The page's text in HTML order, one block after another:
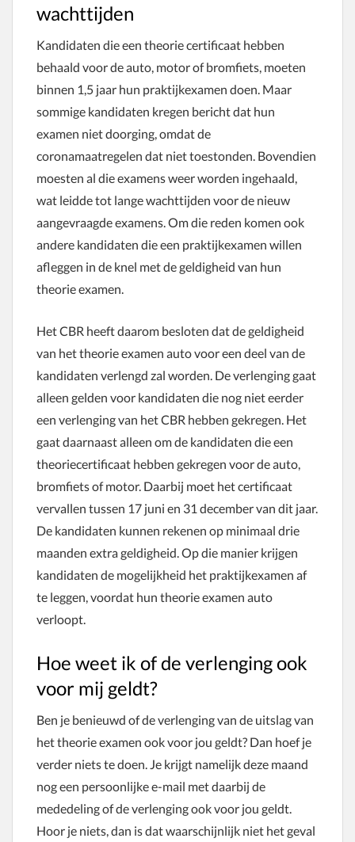
wachttijden
Kandidaten die een theorie certificaat hebben
behaald voor de auto, motor of bromfiets, moeten
binnen 1,5 jaar hun praktijkexamen doen. Maar
sommige kandidaten kregen bericht dat hun
examen niet doorging, omdat de
coronamaatregelen dat niet toestonden. Bovendien
moesten al die examens weer worden ingehaald,
wat leidde tot lange wachttijden voor de nieuw
aangevraagde examens. Om die reden komen ook
andere kandidaten die een praktijkexamen willen
afleggen in de knel met de geldigheid van hun
theorie examen.
Het CBR heeft daarom besloten dat de geldigheid
van het theorie examen auto voor een deel van de
kandidaten verlengd zal worden. De verlenging gaat
alleen gelden voor kandidaten die nog niet eerder
een verlenging van het CBR hebben gekregen. Het
gaat daarnaast alleen om de kandidaten die een
theoriecertificaat hebben gekregen voor de auto,
bromfiets of motor. Daarbij moet het certificaat
vervallen tussen 17 juni en 31 december van dit jaar.
De kandidaten kunnen rekenen op minimaal drie
maanden extra geldigheid. Op die manier krijgen
kandidaten de mogelijkheid het praktijkexamen af
te leggen, voordat hun theorie examen auto
verloopt.
Hoe weet ik of de verlenging ook
voor mij geldt?
Ben je benieuwd of de verlenging van de uitslag van
het theorie examen ook voor jou geldt? Dan hoef je
verder niets te doen. Je krijgt namelijk deze maand
nog een persoonlijke e-mail met daarbij de
mededeling of de verlenging ook voor jou geldt.
Hoor je niets, dan is dat waarschijnlijk niet het geval